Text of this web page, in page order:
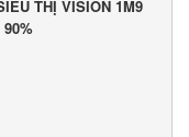
THỊ VISION 1M9